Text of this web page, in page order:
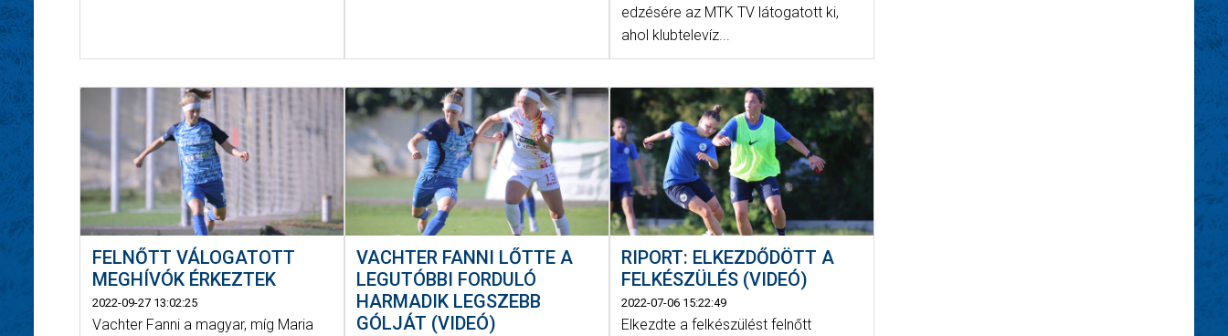
edzésére az MTK TV látogatott ki,
ahol klubtelevíz...
FELNŐTT VÁLOGATOTT
MEGHÍVÓK ÉRKEZTEK
2022-09-27 13:02:25
Vachter Fanni a magyar, míg Maria
VACHTER FANNI LŐTTE A
LEGUTÓBBI FORDULÓ
HARMADIK LEGSZEBB
GÓLJÁT (VIDEÓ)
RIPORT: ELKEZDŐDÖTT A
FELKÉSZÜLÉS (VIDEÓ)
2022-07-06 15:22:49
Elkezdte a felkészülést felnőtt